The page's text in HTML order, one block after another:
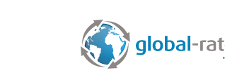
¿Qué es la inflación IPC?
Euribor - histórico
Calculadora de inflación